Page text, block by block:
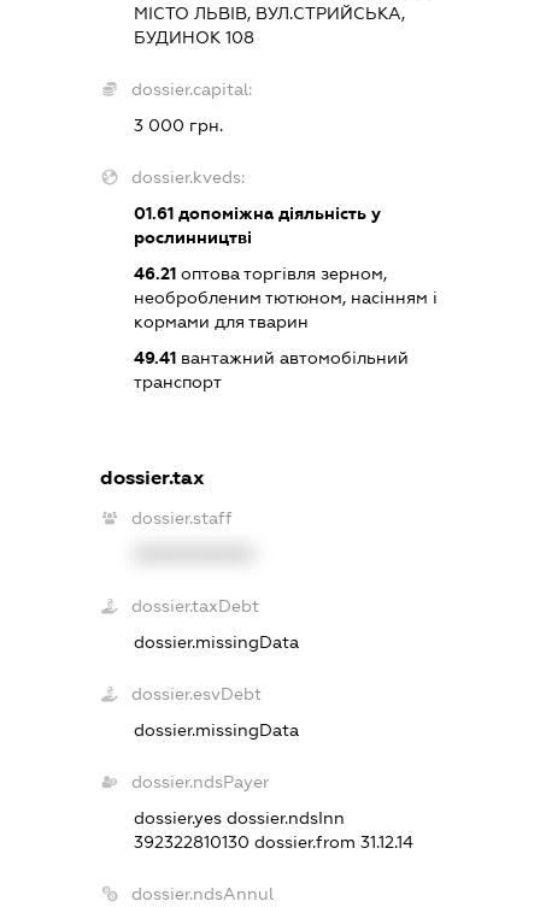
МІСТО ЛЬВІВ, ВУЛ.СТРИЙСЬКА,
БУДИНОК 108
dossier.capital:
3 000 грн.
dossier.kveds:
01.61допоміжна діяльність у
рослинництві
46.21оптова торгівля зерном,
необробленим тютюном, насінням і
кормами для тварин
49.41вантажний автомобільний
транспорт
dossier.tax
dossier.staff
dossier.taxDebt
dossier.missingData
dossier.esvDebt
dossier.missingData
dossier.ndsPayer
dossier.yes dossier.ndsInn
392322810130 dossier.from 31.12.14
dossier.ndsAnnul